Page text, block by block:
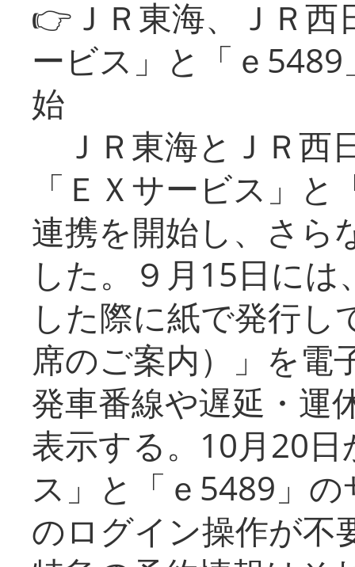
👉ＪＲ東海、ＪＲ
ービス」と「ｅ
始
ＪＲ東海とＪＲ西
「ＥＸサービス」
連携を開始し、さら
した。９月15日に
した際に紙で発行し
席のご案内）」を電
発車番線や遅延・運
表示する。10月20
ス」と「ｅ5489」
のログイン操作が不